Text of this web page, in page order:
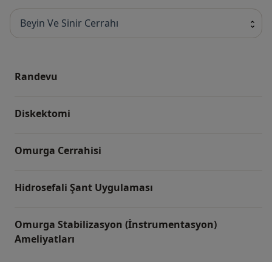
Beyin Ve Sinir Cerrahı
Randevu
Diskektomi
Omurga Cerrahisi
Hidrosefali Şant Uygulaması
Omurga Stabilizasyon (İnstrumentasyon)
Ameliyatları